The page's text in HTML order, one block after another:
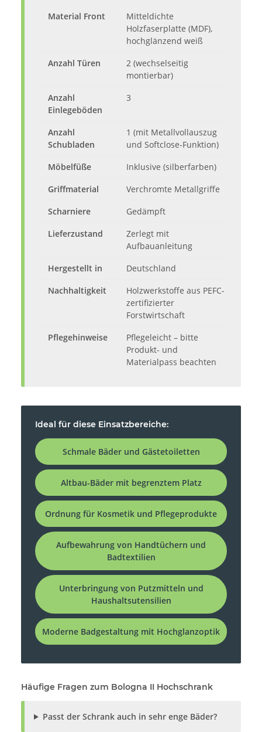
Material Front
Mitteldichte
Holzfaserplatte (MDF),
hochglänzend weiß
Anzahl Türen
2 (wechselseitig
montierbar)
Anzahl
Einlegeböden
3
Anzahl
Schubladen
1 (mit Metallvollauszug
und Softclose-Funktion)
Möbelfüße
Inklusive (silberfarben)
Griffmaterial
Verchromte Metallgriffe
Scharniere
Gedämpft
Lieferzustand
Zerlegt mit
Aufbauanleitung
Hergestellt in
Deutschland
Nachhaltigkeit
Holzwerkstoffe aus PEFC-
zertifizierter
Forstwirtschaft
Pflegehinweise
Pflegeleicht – bitte
Produkt- und
Materialpass beachten
Ideal für diese Einsatzbereiche:
Schmale Bäder und Gästetoiletten
Altbau-Bäder mit begrenztem Platz
Ordnung für Kosmetik und Pflegeprodukte
Aufbewahrung von Handtüchern und
Badtextilien
Unterbringung von Putzmitteln und
Haushaltsutensilien
Moderne Badgestaltung mit Hochglanzoptik
Häufige Fragen zum Bologna II Hochschrank
Passt der Schrank auch in sehr enge Bäder?